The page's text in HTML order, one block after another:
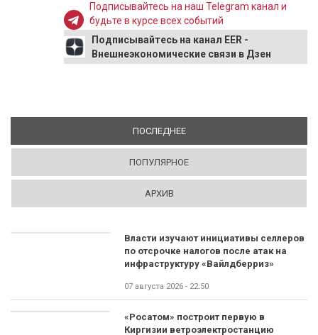
Подписывайтесь на наш Telegram канал и
будьте в курсе всех событий
Подписывайтесь на канал EER -
Внешнеэкономические связи в Дзен
ПОСЛЕДНЕЕ(АКТИВНАЯ ВКЛАДКА)
ПОПУЛЯРНОЕ
АРХИВ
Власти изучают инициативы селлеров
по отсрочке налогов после атак на
инфраструктуру «Вайлдберриз»
07 августа 2026 - 22:50
«Росатом» построит первую в
Киргизии ветроэлектростанцию